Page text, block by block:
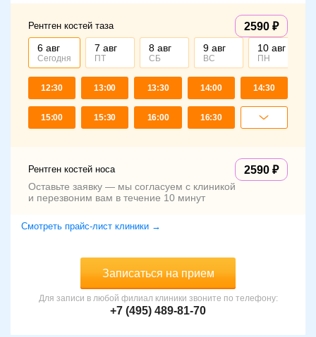
Рентген костей таза 2590
6 авг
Сегодня
7 авг
ПТ
8 авг
СБ
9 авг
ВС
10 авг
ПН
12:30 13:00 13:30 14:00 14:30
15:00 15:30 16:00 16:30
Рентген костей носа 2590
Оставьте заявку — мы согласуем с клиникой
и перезвоним вам в течение 10 минут
Смотреть прайс-лист клиники →
Записаться на прием
Для записи в любой филиал клиники звоните по телефону:
+7 (495) 489-81-70